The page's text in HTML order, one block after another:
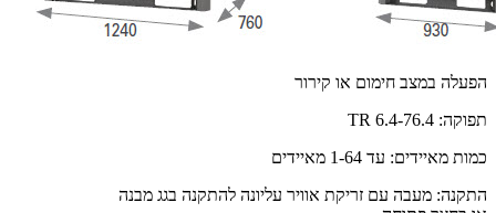
הפעלה במצב חימום או קירור
תפוקה: 6.4-76.4 TR
כמות מאיידים: עד 1-64 מאיידים
התקנה: מעבה עם זריקת אוויר עליונה להתקנה בגג מבנה